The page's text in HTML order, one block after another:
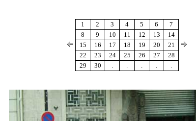
1 2 3 4 5 6
7
8
9 10 11 12 13
14
15
16 17 18 19 20
21
22
23 24 25 26 27
28
29
30 . . . . .